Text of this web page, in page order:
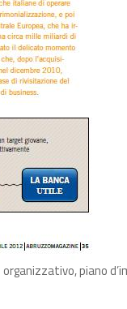
piano